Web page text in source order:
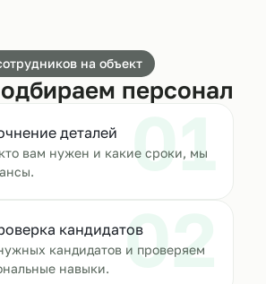
на объект
персонал
01
деталей
вам нужен и какие сроки, мы
02
кандидатов
кандидатов и проверяем
навыки.